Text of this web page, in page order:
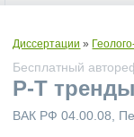
Диссертации »
Бесплатный
Р-Т
ВАК РФ 04.00.08,